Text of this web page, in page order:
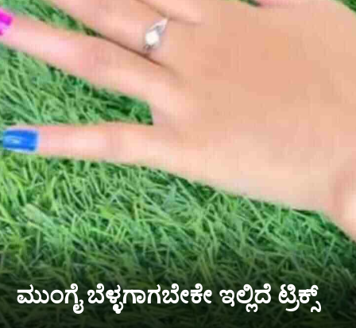
ಮುಂಗೈ ಬೆಳ್ಳಗಾಗಬೇಕೇ ಇಲ್ಲಿದೆ ಟ್ರಿಕ್ಸ್